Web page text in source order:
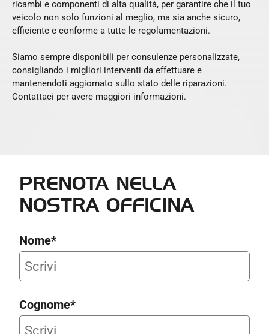
ricambi e componenti di alta qualità, per garantire che il tuo
veicolo non solo funzioni al meglio, ma sia anche sicuro,
efficiente e conforme a tutte le regolamentazioni.
Siamo sempre disponibili per consulenze personalizzate,
consigliando i migliori interventi da effettuare e
mantenendoti aggiornato sullo stato delle riparazioni.
Contattaci per avere maggiori informazioni.
PRENOTA NELLA
NOSTRA OFFICINA
Nome*
Cognome*